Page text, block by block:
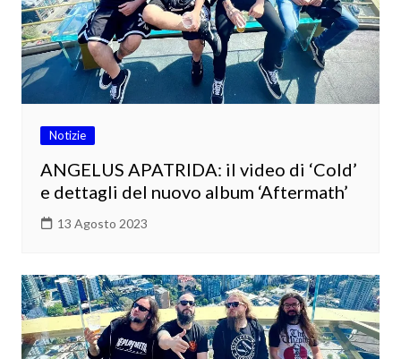
Notizie
ANGELUS APATRIDA: il video di ‘Cold’
e dettagli del nuovo album ‘Aftermath’
13 Agosto 2023